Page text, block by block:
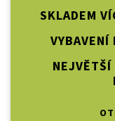
SKLADEM
VYBAVENÍ